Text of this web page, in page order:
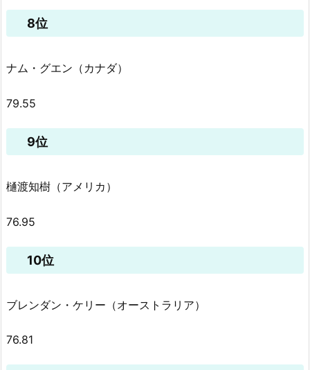
8位
ナム・グエン（カナダ）
79.55
9位
樋渡知樹（アメリカ）
76.95
10位
ブレンダン・ケリー（オーストラリア）
76.81